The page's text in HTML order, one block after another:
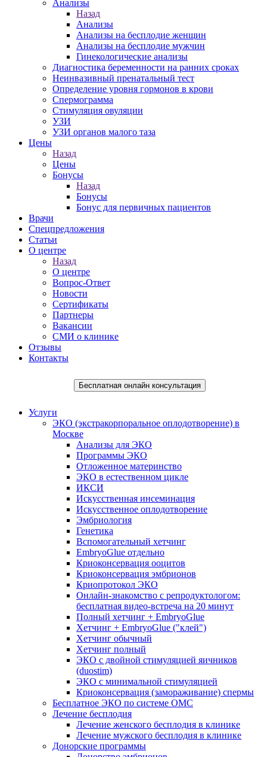
Анализы
Назад
Анализы
Анализы на бесплодие женщин
Анализы на бесплодие мужчин
Гинекологические анализы
Диагностика беременности на ранних сроках
Неинвазивный пренатальный тест
Определение уровня гормонов в крови
Спермограмма
Стимуляция овуляции
УЗИ
УЗИ органов малого таза
Цены
Назад
Цены
Бонусы
Назад
Бонусы
Бонус для первичных пациентов
Врачи
Спецпредложения
Статьи
О центре
Назад
О центре
Вопрос-Ответ
Новости
Сертификаты
Партнеры
Вакансии
СМИ о клинике
Отзывы
Контакты
Бесплатная онлайн консультация
Услуги
ЭКО (экстракорпоральное оплодотворение) в
Москве
Анализы для ЭКО
Программы ЭКО
Отложенное материнство
ЭКО в естественном цикле
ИКСИ
Искусственная инсеминация
Искусственное оплодотворение
Эмбриология
Генетика
Вспомогательный хетчинг
EmbryoGlue отдельно
Криоконсервация ооцитов
Криоконсервация эмбрионов
Криопротокол ЭКО
Онлайн-знакомство с репродуктологом:
бесплатная видео-встреча на 20 минут
Полный хетчинг + ЕmbryoGlue
Хетчинг + EmbryoGlue ("клей")
Хетчинг обычный
Хетчинг полный
ЭКО с двойной стимуляцией яичников
(duostim)
ЭКО с минимальной стимуляцией
Криоконсервация (замораживание) спермы
Бесплатное ЭКО по системе ОМС
Лечение бесплодия
Лечение женского бесплодия в клинике
Лечение мужского бесплодия в клинике
Донорские программы